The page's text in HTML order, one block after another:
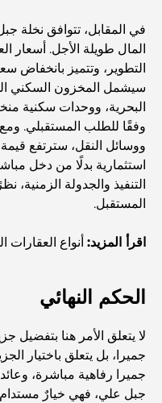
منصات التداول في
العصريين
نادي شاطئ العائلة في
أفضل مدارس
الأمور
أغلى ماركات البدلات
مطاعم شاطئ J1: وجهة دبي الجديدة لتناول الطعام الفاخر
في المقابل، تتوافق نخلة
المال طويلة الأجل. أسعار
التطوير، وتتميز بانخفاض
سيشمل المخزون السكني
البحرية، ووحدات سكنية
وفقًا للطلب المستقبلي. ومع
ووسائل النقل، سترتفع قيمة
استثمارية بدلًا من دخل
التنفيذ والجدولة الزمنية،
المستقبل.
اقرأ المزيد: أنواع العقارات
الحكم النهائي
لا يتعلق الأمر هنا بتفضيل
جميرا، بل يتعلق باختيار
جميرا رفاهية مباشرة،
جبل علي، فهي خيارٌ مستدام